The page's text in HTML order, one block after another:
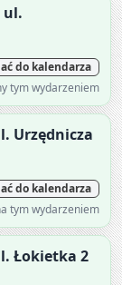
ul.
do kalendarza
tym wydarzeniem
Urzędnicza
do kalendarza
tym wydarzeniem
Łokietka 2